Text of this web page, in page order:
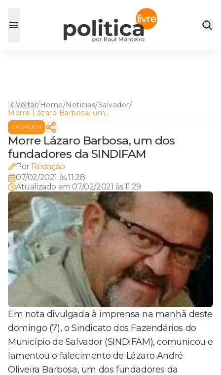
Voltar/Home/Noticias/Salvador/
Morre Lázaro Barbosa, um
dos fundadores da
SINDIFAM
SALVADOR
Morre Lázaro Barbosa, um dos
fundadores da SINDIFAM
Por Redação
07/02/2021 às 11:28
Atualizado em 07/02/2021 às 11:29
Em nota divulgada à imprensa na manhã deste
domingo (7), o Sindicato dos Fazendários do
Município de Salvador (SINDIFAM), comunicou e
lamentou o falecimento de Lázaro André
Oliveira Barbosa, um dos fundadores da